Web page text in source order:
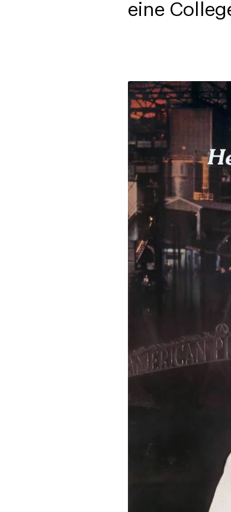
eine